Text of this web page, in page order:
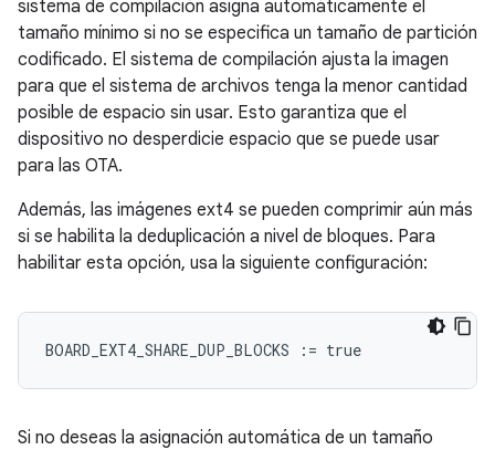
sistema de compilación asigna automáticamente el
tamaño mínimo si no se especifica un tamaño de partición
codificado. El sistema de compilación ajusta la imagen
para que el sistema de archivos tenga la menor cantidad
posible de espacio sin usar. Esto garantiza que el
dispositivo no desperdicie espacio que se puede usar
para las OTA.
Además, las imágenes ext4 se pueden comprimir aún más
si se habilita la deduplicación a nivel de bloques. Para
habilitar esta opción, usa la siguiente configuración:
BOARD_EXT4_SHARE_DUP_BLOCKS := true
Si no deseas la asignación automática de un tamaño